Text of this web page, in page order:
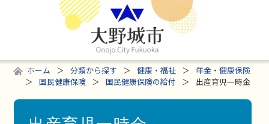
ホーム 分類から探す 健康・福祉
年金・健康保険
国民健康保険
国民健康保険の給付 出産育児一時金